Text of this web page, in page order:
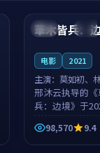
泰国 独播
草木皆兵：
电影 2021
主演： 莫如初、
邢沐云执导的
兵：边境》于
世，泰国的城
园青春的人物
筑了影片基调
98,570 9.4